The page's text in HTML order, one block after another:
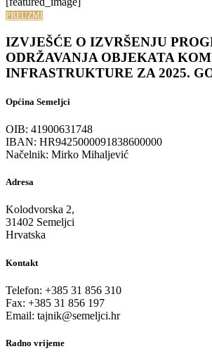
PREUZMI
IZVJEŠĆE O IZVRŠENJU
ODRŽAVANJA OBJEKATA
INFRASTRUKTURE ZA 2025.
Općina Semeljci
OIB: 41900631748
IBAN: HR9425000091838600000
Načelnik: Mirko Mihaljević
Adresa
Kolodvorska 2,
31402 Semeljci
Hrvatska
Kontakt
Telefon: +385 31 856 310
Fax: +385 31 856 197
Email: tajnik@semeljci.hr
Radno vrijeme